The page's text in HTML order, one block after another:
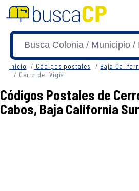
Inicio Códigos postales Baja
Cerro del Vigía
Códigos Postales de
Cabos, Baja California Sur